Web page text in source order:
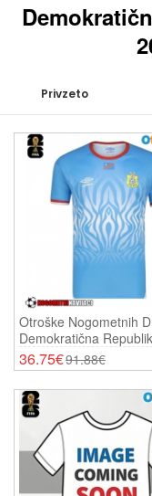
Otroške Nogometnih
Demokratična
Kongo Domači SP
Rokavi (+ Hlače)
36.75€91.88€